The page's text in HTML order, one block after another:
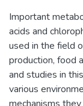
Important
acids and
used in the field
production, food
and studies in
various